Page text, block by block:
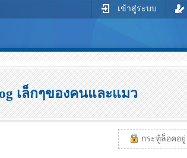
เข้าสู่ระบบ
เล็กๆของคนและแมว
กระทู้ล็อคอยู่